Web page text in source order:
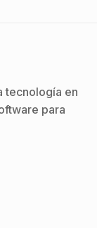
tecnología en
para